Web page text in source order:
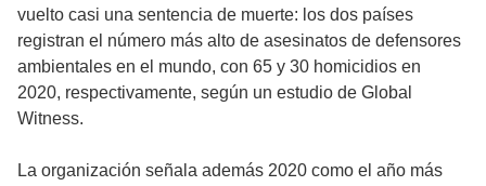
vuelto casi una sentencia de muerte: los dos países
registran el número más alto de asesinatos de defensores
ambientales en el mundo, con 65 y 30 homicidios en
2020, respectivamente, según un estudio de Global
Witness.
La organización señala además 2020 como el año más